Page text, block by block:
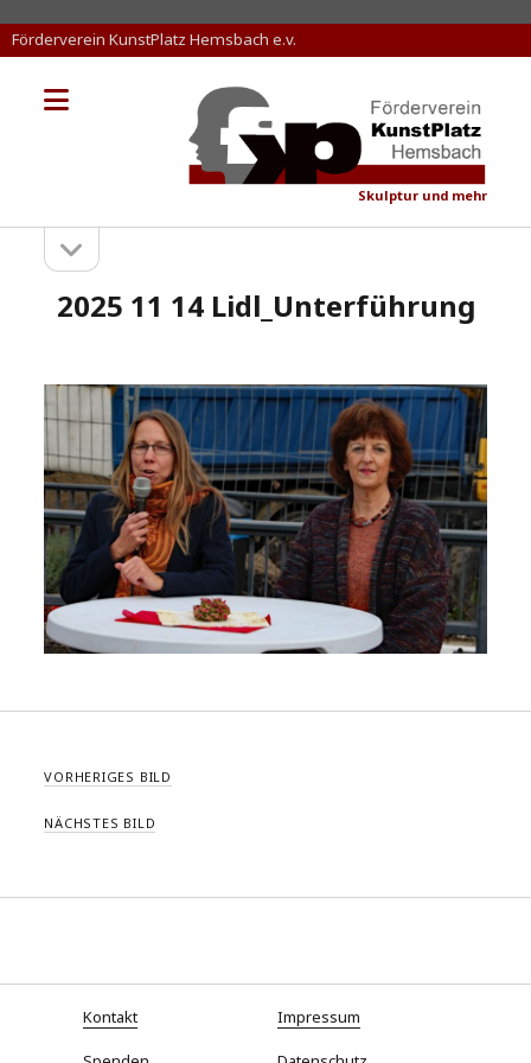
Förderverein KunstPlatz Hemsbach e.v.
Skulptur und mehr
Menü
Sidebaröffnen
2025 11 14 Lidl_Unterführung
VORHERIGES BILD
NÄCHSTES BILD
Kontakt Impressum